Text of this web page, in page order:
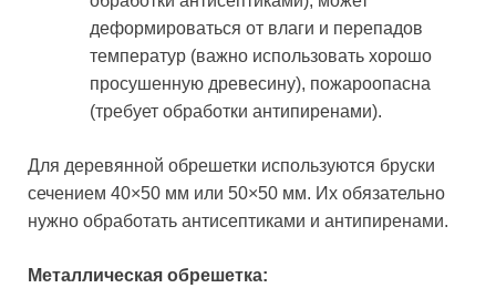
деформироваться от влаги и перепадов
температур (важно использовать хорошо
просушенную древесину), пожароопасна
(требует обработки антипиренами).
Для деревянной обрешетки используются бруски
сечением 40×50 мм или 50×50 мм. Их обязательно
нужно обработать антисептиками и антипиренами.
Металлическая обрешетка: